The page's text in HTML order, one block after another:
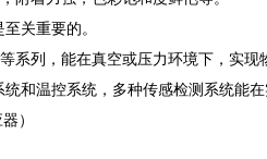
关重要的。
系列，能在真空或压力环境下，实
和温控系统，多种传感检测系统能在
）